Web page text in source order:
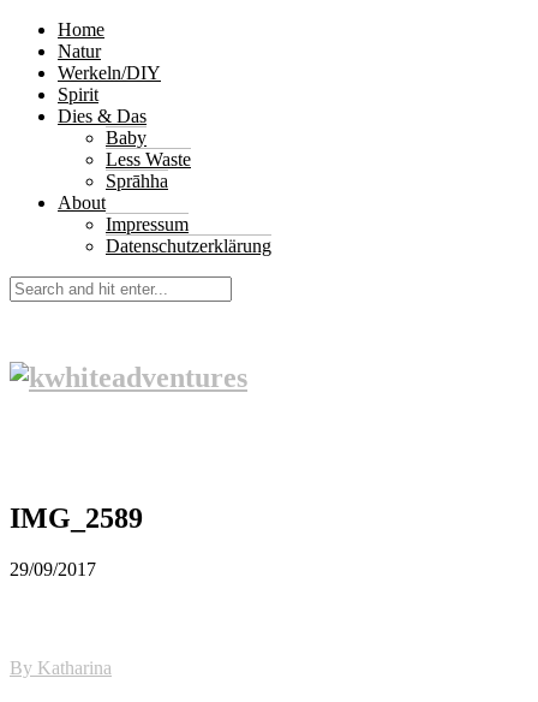
Home
Natur
Werkeln/DIY
Spirit
Dies & Das
Baby
Less Waste
Sprāhha
About
Impressum
Datenschutzerklärung
IMG_2589
29/09/2017
By Katharina